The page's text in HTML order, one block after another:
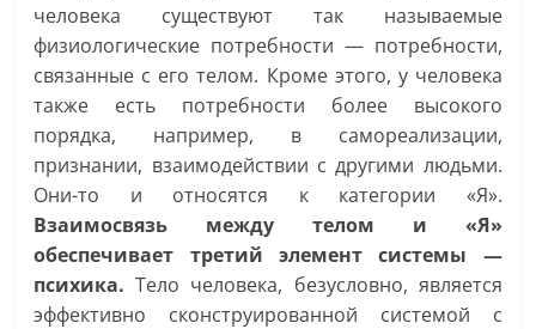
человека существуют так называемые
физиологические потребности — потребности,
связанные с его телом. Кроме этого, у человека
также есть потребности более высокого
порядка, например, в самореализации,
признании, взаимодействии с другими людьми.
Они-то и относятся к категории «Я».
Взаимосвязь между телом и «Я»
обеспечивает третий элемент системы —
психика.Тело человека, безусловно, является
эффективно сконструированной системой с